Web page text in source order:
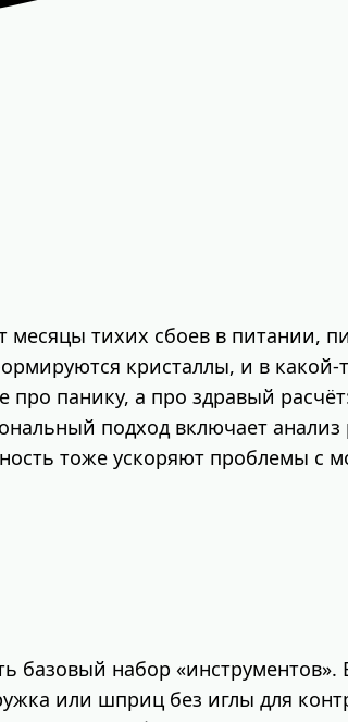
тихих сбоев в питании,
кристаллы, и в
панику, а про здравый
подход включает
тоже ускоряют проблемы с
базовый набор
или шприц без иглы для